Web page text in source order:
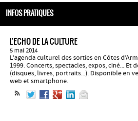
INFOS PRATIQUES
L’ECHO DE LA CULTURE
5 mai 2014
L’agenda culturel des sorties en Côtes
1999. Concerts, spectacles, expos, ciné... Et
(disques, livres, portraits...). Disponible en
web et smartphone.